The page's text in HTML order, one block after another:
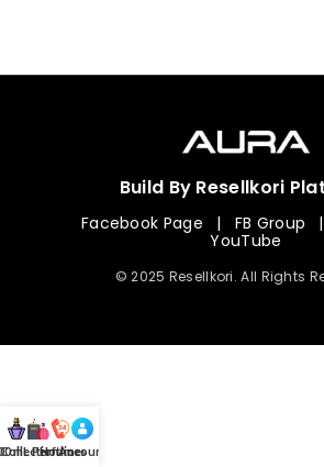
Build By Resellkori
Facebook Page | FB Group |
YouTube
© 2025 Resellkori. All Rights
mL Perfumes
Hotline
Account